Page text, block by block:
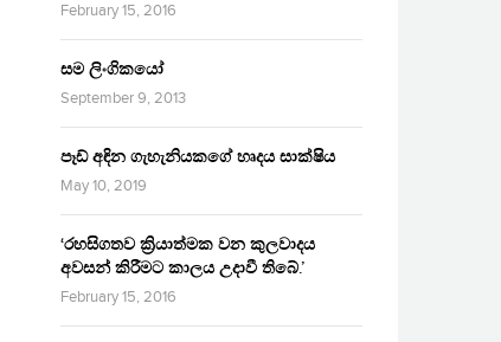
February 15, 2016
සම ලිංගිකයෝ
September 9, 2013
පෑඩ් අඳින ගැහැනියකගේ හෘදය සාක්ෂිය
May 10, 2019
‘රහසිගතව ක්‍රියාත්මක වන කුලවාදය
අවසන් කිරීමට කාලය උදාවී තිබේ.’
February 15, 2016